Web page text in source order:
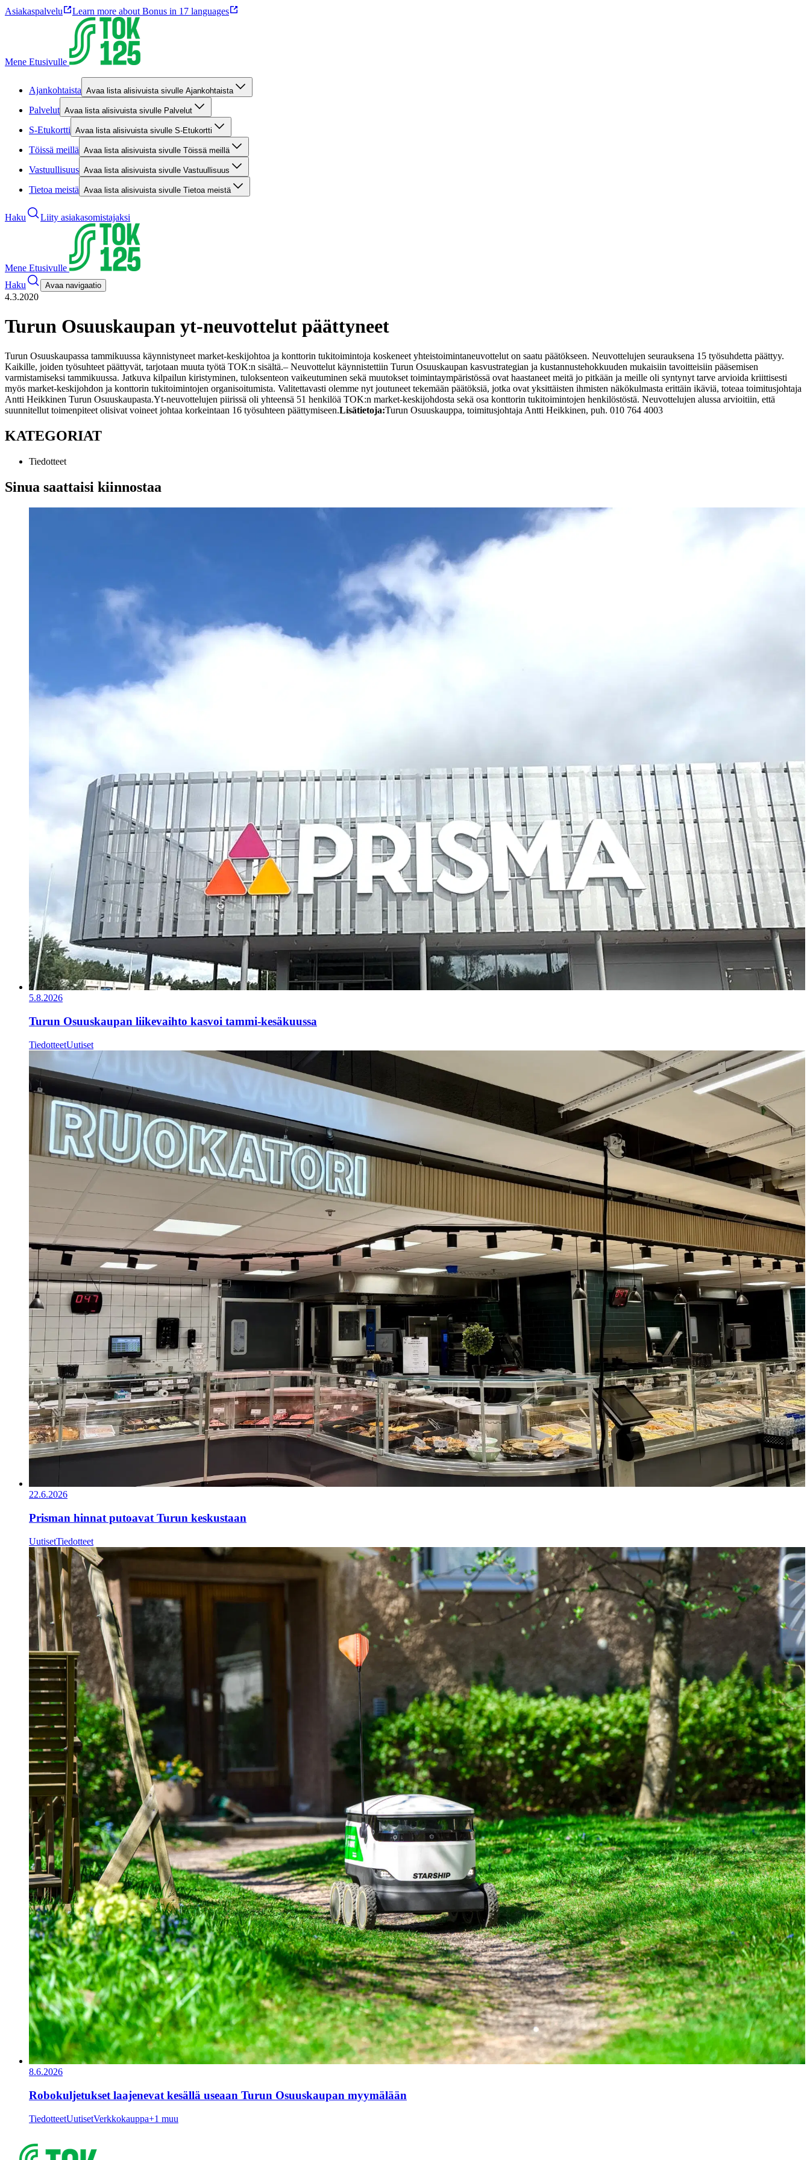
Asiakaspalvelu Learn more about Bonus in 17 languages
Mene Etusivulle
Ajankohtaista Avaa lista alisivuista sivulle Ajankohtaista
Palvelut Avaa lista alisivuista sivulle Palvelut
S-Etukortti Avaa lista alisivuista sivulle S-Etukortti
Töissä meillä Avaa lista alisivuista sivulle Töissä meillä
Vastuullisuus Avaa lista alisivuista sivulle Vastuullisuus
Tietoa meistä Avaa lista alisivuista sivulle Tietoa meistä
Haku Liity asiakasomistajaksi
Mene Etusivulle
Haku
Avaa navigaatio
4.3.2020
Turun Osuuskaupan yt-neuvottelut päättyneet
Turun Osuuskaupassa tammikuussa käynnistyneet market-keskijohtoa ja konttorin tukitoimintoja koskeneet yhteistoimintaneuvottelut on saatu päätökseen. Neuvottelujen seurauksena 15 työsuhdetta päättyy.
Kaikille, joiden työsuhteet päättyvät, tarjotaan muuta työtä TOK:n sisältä.– Neuvottelut käynnistettiin Turun Osuuskaupan kasvustrategian ja kustannustehokkuuden mukaisiin tavoitteisiin pääsemisen
varmistamiseksi tammikuussa. Jatkuva kilpailun kiristyminen, tuloksenteon vaikeutuminen sekä muutokset toimintaympäristössä ovat haastaneet meitä jo pitkään ja meille oli syntynyt tarve arvioida kriittisesti
myös market-keskijohdon ja konttorin tukitoimintojen organisoitumista. Valitettavasti olemme nyt joutuneet tekemään päätöksiä, jotka ovat yksittäisten ihmisten näkökulmasta erittäin ikäviä, toteaa toimitusjohtaja
Antti Heikkinen Turun Osuuskaupasta.Yt-neuvottelujen piirissä oli yhteensä 51 henkilöä TOK:n market-keskijohdosta sekä osa konttorin tukitoimintojen henkilöstöstä. Neuvottelujen alussa arvioitiin, että
suunnitellut toimenpiteet olisivat voineet johtaa korkeintaan 16 työsuhteen päättymiseen.Lisätietoja:Turun Osuuskauppa, toimitusjohtaja Antti Heikkinen, puh. 010 764 4003
KATEGORIAT
Tiedotteet
Sinua saattaisi kiinnostaa
5.8.2026
Turun Osuuskaupan liikevaihto kasvoi tammi-kesäkuussa
TiedotteetUutiset
22.6.2026
Prisman hinnat putoavat Turun keskustaan
UutisetTiedotteet
8.6.2026
Robokuljetukset laajenevat kesällä useaan Turun Osuuskaupan myymälään
TiedotteetUutisetVerkkokauppa+1 muu